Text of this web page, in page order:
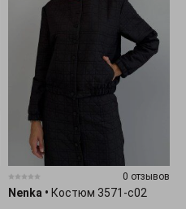
0 отзывов
Nenka • Костюм 3571-c02